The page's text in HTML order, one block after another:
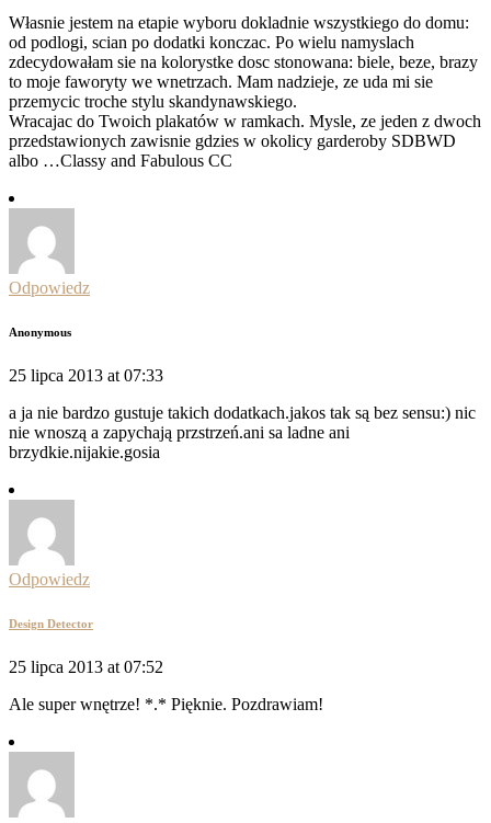
Własnie jestem na etapie wyboru dokladnie wszystkiego do domu:
od podlogi, scian po dodatki konczac. Po wielu namyslach
zdecydowałam sie na kolorystke dosc stonowana: biele, beze, brazy
to moje faworyty we wnetrzach. Mam nadzieje, ze uda mi sie
przemycic troche stylu skandynawskiego.
Wracajac do Twoich plakatów w ramkach. Mysle, ze jeden z dwoch
przedstawionych zawisnie gdzies w okolicy garderoby SDBWD
albo …Classy and Fabulous CC
Odpowiedz
Anonymous
25 lipca 2013 at 07:33
a ja nie bardzo gustuje takich dodatkach.jakos tak są bez sensu:) nic
nie wnoszą a zapychają przstrzeń.ani sa ladne ani
brzydkie.nijakie.gosia
Odpowiedz
Design Detector
25 lipca 2013 at 07:52
Ale super wnętrze! *.* Pięknie. Pozdrawiam!